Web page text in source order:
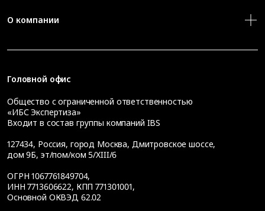
О компании
Головной офис
Общество с ограниченной ответственностью
«ИБС Экспертиза»
Входит в состав группы компаний IBS
127434, Россия, город Москва, Дмитровское шоссе,
дом 9Б, эт/пом/ком 5/XIII/6
ОГРН 1067761849704,
ИНН 7713606622, КПП 771301001,
Основной ОКВЭД 62.02